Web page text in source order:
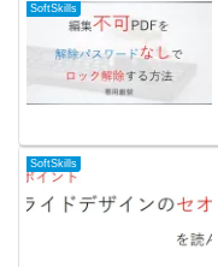
SoftSkills
SoftSkills